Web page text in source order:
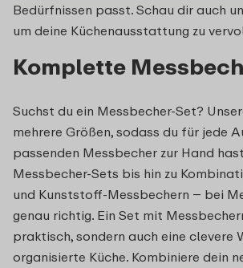
Bedürfnissen passt. Schau dir auch
um deine Küchenausstattung zu
Komplette
Suchst du ein Messbecher-Set?
mehrere Größen, sodass du für jede
passenden Messbecher zur Hand
Messbecher-Sets bis hin zu
und Kunststoff-Messbechern – bei
genau richtig. Ein Set mit
praktisch, sondern auch eine clevere
organisierte Küche. Kombiniere dein